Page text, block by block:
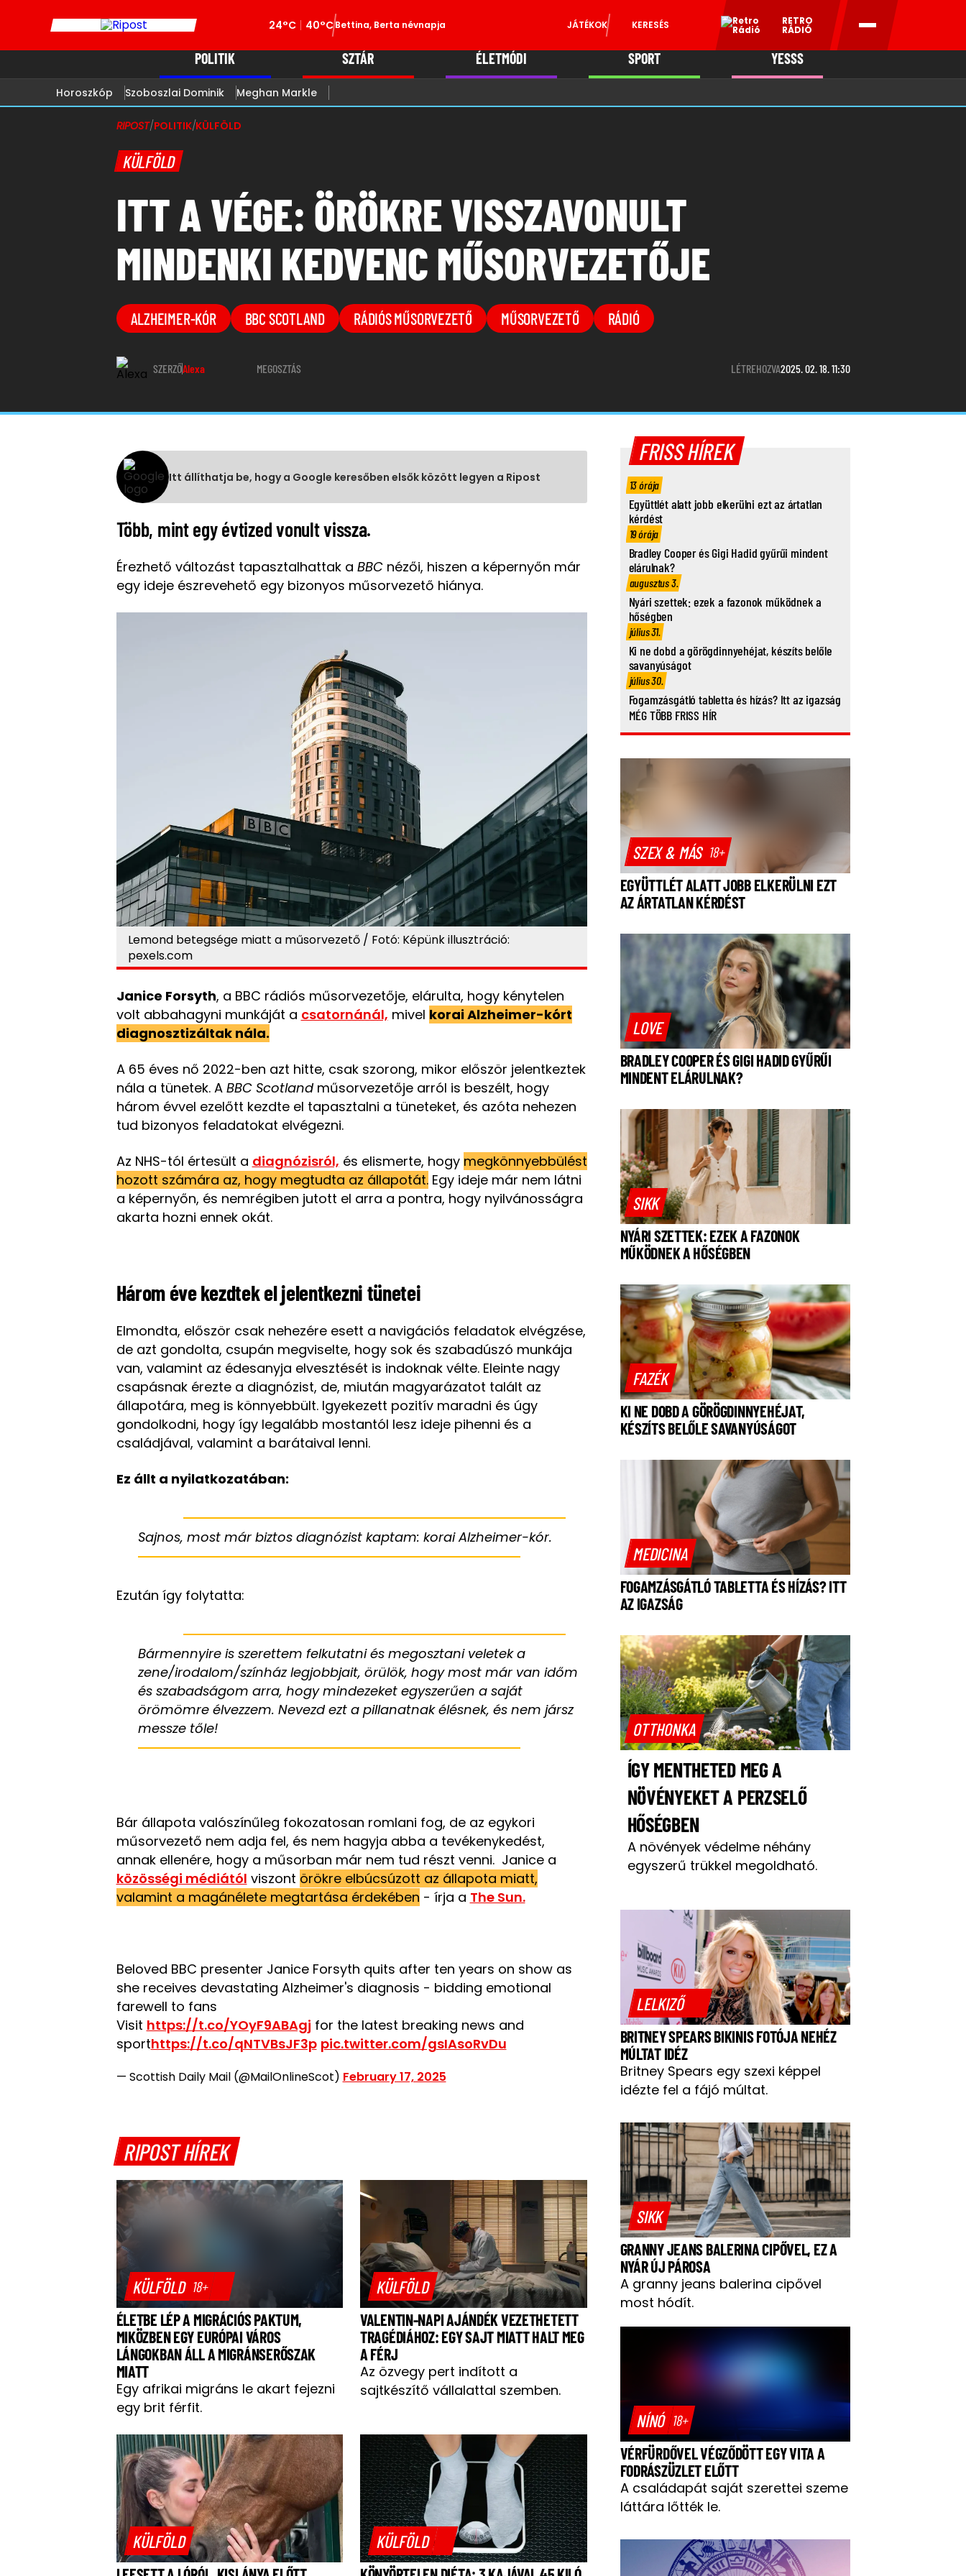
24°C 40°CBettina, Berta névnapja JÁTÉKOK KERESÉS RETRO
RÁDIÓ
POLITIK SZTÁR ÉLETMÓDI SPORT YESSS
Horoszkóp Szoboszlai Dominik Meghan Markle
RIPOST/POLITIK/KÜLFÖLD
KÜLFÖLD
ITT A VÉGE: ÖRÖKRE VISSZAVONULT
MINDENKI KEDVENC MŰSORVEZETŐJE
ALZHEIMER-KÓR BBC SCOTLAND RÁDIÓS MŰSORVEZETŐ MŰSORVEZETŐ RÁDIÓ
SZERZŐAlexa MEGOSZTÁS LÉTREHOZVA2025. 02. 18. 11:30
Itt állíthatja be, hogy a Google keresőben elsők között legyen a Ripost
Több, mint egy évtized vonult vissza.
Érezhető változást tapasztalhattak a BBCnézői, hiszen a képernyőn már
egy ideje észrevehető egy bizonyos műsorvezető hiánya.
Lemond betegsége miatt a műsorvezető / Fotó: Képünk illusztráció:
pexels.com
Janice Forsyth, a BBC rádiós műsorvezetője, elárulta, hogy kénytelen
volt abbahagyni munkáját a csatornánál, mivel korai Alzheimer-kórt
diagnosztizáltak nála.
A 65 éves nő 2022-ben azt hitte, csak szorong, mikor először jelentkeztek
nála a tünetek. A BBC Scotlandműsorvezetője arról is beszélt, hogy
három évvel ezelőtt kezdte el tapasztalni a tüneteket, és azóta nehezen
tud bizonyos feladatokat elvégezni.
Az NHS-tól értesült a diagnózisról, és elismerte, hogy megkönnyebbülést
hozott számára az, hogy megtudta az állapotát.Egy ideje már nem látni
a képernyőn, és nemrégiben jutott el arra a pontra, hogy nyilvánosságra
akarta hozni ennek okát.
Három éve kezdtek el jelentkezni tünetei
Elmondta, először csak nehezére esett a navigációs feladatok elvégzése,
de azt gondolta, csupán megviselte, hogy sok és szabadúszó munkája
van, valamint az édesanyja elvesztését is indoknak vélte. Eleinte nagy
csapásnak érezte a diagnózist, de, miután magyarázatot talált az
állapotára, meg is könnyebbült. Igyekezett pozitív maradni és úgy
gondolkodni, hogy így legalább mostantól lesz ideje pihenni és a
családjával, valamint a barátaival lenni.
Ez állt a nyilatkozatában:
Sajnos, most már biztos diagnózist kaptam: korai Alzheimer-kór.
Ezután így folytatta:
Bármennyire is szerettem felkutatni és megosztani veletek a
zene/irodalom/színház legjobbjait, örülök, hogy most már van időm
és szabadságom arra, hogy mindezeket egyszerűen a saját
örömömre élvezzem. Nevezd ezt a pillanatnak élésnek, és nem jársz
messze tőle!
Bár állapota valószínűleg fokozatosan romlani fog, de az egykori
műsorvezető nem adja fel, és nem hagyja abba a tevékenykedést,
annak ellenére, hogy a műsorban már nem tud részt venni. Janice a
közösségi médiától viszont örökre elbúcsúzott az állapota miatt,
valamint a magánélete megtartása érdekében - írja a The Sun.
Beloved BBC presenter Janice Forsyth quits after ten years on show as
she receives devastating Alzheimer's diagnosis - bidding emotional
farewell to fans
Visit https://t.co/YOyF9ABAgj for the latest breaking news and
sporthttps://t.co/qNTVBsJF3p pic.twitter.com/gsIAsoRvDu
— Scottish Daily Mail (@MailOnlineScot) February 17, 2025
RIPOST HÍREK
KÜLFÖLD 18+
ÉLETBE LÉP A MIGRÁCIÓS PAKTUM,
MIKÖZBEN EGY EURÓPAI VÁROS
LÁNGOKBAN ÁLL A MIGRÁNSERŐSZAK
MIATT
Egy afrikai migráns le akart fejezni
egy brit férfit.
KÜLFÖLD
VALENTIN-NAPI AJÁNDÉK VEZETHETETT
TRAGÉDIÁHOZ: EGY SAJT MIATT HALT MEG
A FÉRJ
Az özvegy pert indított a
sajtkészítő vállalattal szemben.
KÜLFÖLD KÜLFÖLD
FRISS HÍREK
13 órája
Együttlét alatt jobb elkerülni ezt az ártatlan
kérdést
19 órája
Bradley Cooper és Gigi Hadid gyűrűi mindent
elárulnak?
augusztus 3.
Nyári szettek: ezek a fazonok működnek a
hőségben
július 31.
Ki ne dobd a görögdinnyehéjat, készíts belőle
savanyúságot
július 30.
Fogamzásgátló tabletta és hízás? Itt az igazság
MÉG TÖBB FRISS HÍR
SZEX & MÁS 18+
EGYÜTTLÉT ALATT JOBB ELKERÜLNI EZT
AZ ÁRTATLAN KÉRDÉST
LOVE
BRADLEY COOPER ÉS GIGI HADID GYŰRŰI
MINDENT ELÁRULNAK?
SIKK
NYÁRI SZETTEK: EZEK A FAZONOK
MŰKÖDNEK A HŐSÉGBEN
FAZÉK
KI NE DOBD A GÖRÖGDINNYEHÉJAT,
KÉSZÍTS BELŐLE SAVANYÚSÁGOT
MEDICINA
FOGAMZÁSGÁTLÓ TABLETTA ÉS HÍZÁS? ITT
AZ IGAZSÁG
OTTHONKA
ÍGY MENTHETED MEG A
NÖVÉNYEKET A PERZSELŐ
HŐSÉGBEN
A növények védelme néhány
egyszerű trükkel megoldható.
LELKIZŐ
BRITNEY SPEARS BIKINIS FOTÓJA NEHÉZ
MÚLTAT IDÉZ
Britney Spears egy szexi képpel
idézte fel a fájó múltat.
SIKK
GRANNY JEANS BALERINA CIPŐVEL, EZ A
NYÁR ÚJ PÁROSA
A granny jeans balerina cipővel
most hódít.
NÍNÓ 18+
VÉRFÜRDŐVEL VÉGZŐDÖTT EGY VITA A
FODRÁSZÜZLET ELŐTT
A családapát saját szerettei szeme
láttára lőtték le.